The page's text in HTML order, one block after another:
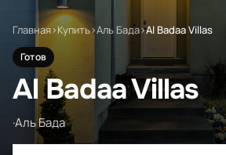
Главная›Купить›Аль Бада›Al Badaa Villas
Готов
Al Badaa Villas
·Аль Бада